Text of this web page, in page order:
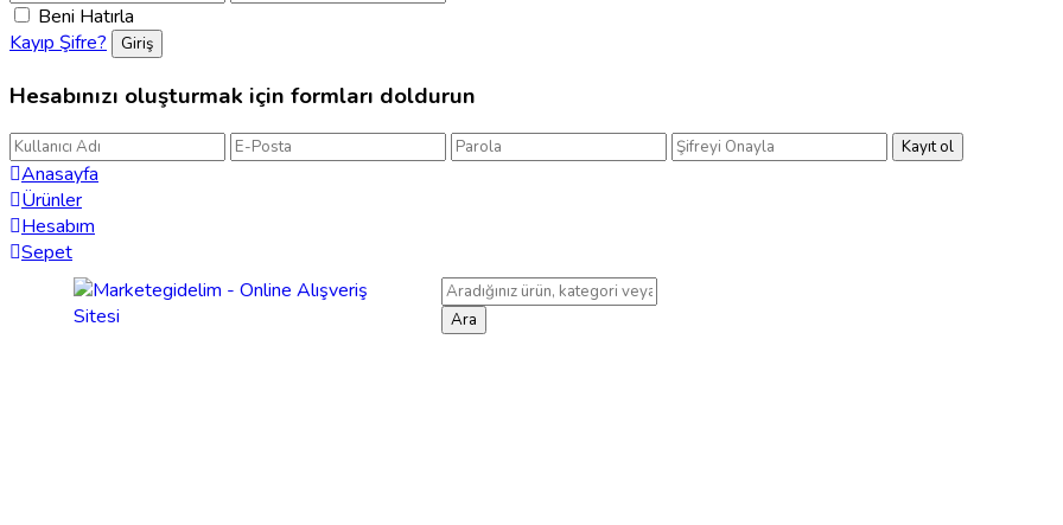
Beni Hatırla
Kayıp Şifre?
Hesabınızı oluşturmak için formları doldurun
Anasayfa
Ürünler
Hesabım
Sepet
Ara